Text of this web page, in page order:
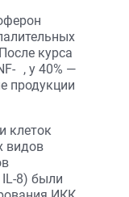
курса
, у 40% —
продукции
клеток
видов
IL-8) были